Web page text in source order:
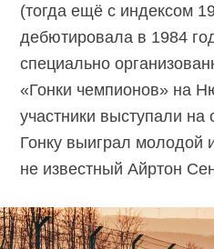
(тогда ещё с индексом
дебютировала в 1984
специально
«Гонки чемпионов» на
участники выступали
Гонку выиграл молодой
не известный Айртон